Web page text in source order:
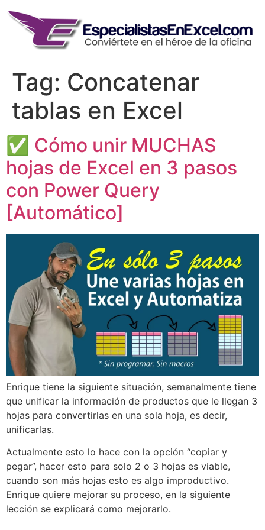
content
Tag: Concatenar
tablas en Excel
✅ Cómo unir MUCHAS
hojas de Excel en 3 pasos
con Power Query
[Automático]
Enrique tiene la siguiente situación, semanalmente tiene
que unificar la información de productos que le llegan 3
hojas para convertirlas en una sola hoja, es decir,
unificarlas.
Actualmente esto lo hace con la opción “copiar y
pegar”, hacer esto para solo 2 o 3 hojas es viable,
cuando son más hojas esto es algo improductivo.
Enrique quiere mejorar su proceso, en la siguiente
lección se explicará como mejorarlo.